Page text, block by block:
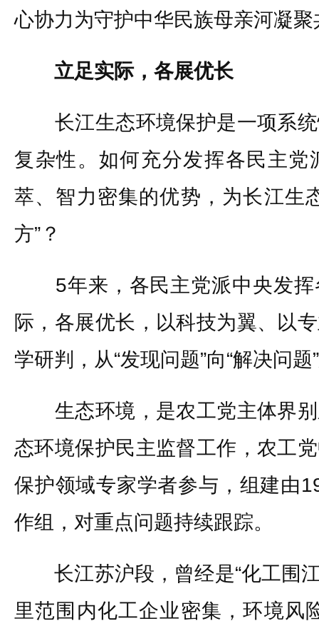
心协力为守护中华民族母亲河凝
立足实际，各展优长
长江生态环境保护是一项系统
复杂性。如何充分发挥各民主党
萃、智力密集的优势，为长江生
方”？
5年来，各民主党派中央发挥
际，各展优长，以科技为翼、以
学研判，从“发现问题”向“解决问题
生态环境，是农工党主体界别
态环境保护民主监督工作，农工
保护领域专家学者参与，组建由
作组，对重点问题持续跟踪。
长江苏沪段，曾经是“化工围江
里范围内化工企业密集，环境风